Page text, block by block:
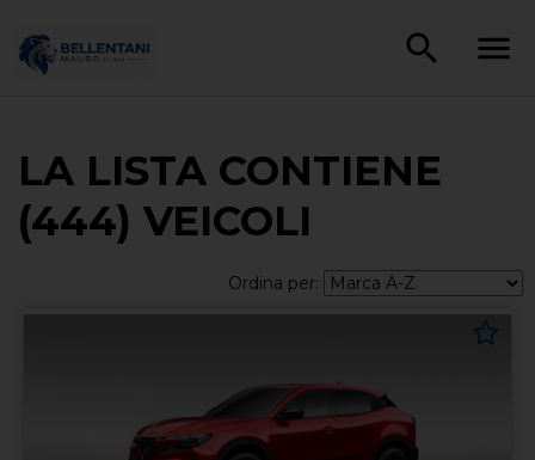
LA LISTA CONTIENE
(444) VEICOLI
Ordina per: